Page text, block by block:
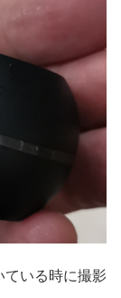
いる時に撮影